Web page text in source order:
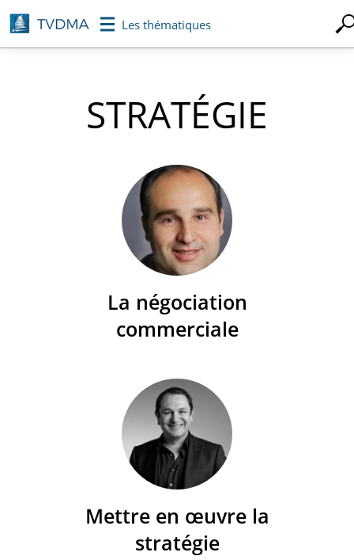
Aller
au
contenu
Les thématiques
STRATÉGIE
La négociation
commerciale
Mettre en œuvre la
stratégie